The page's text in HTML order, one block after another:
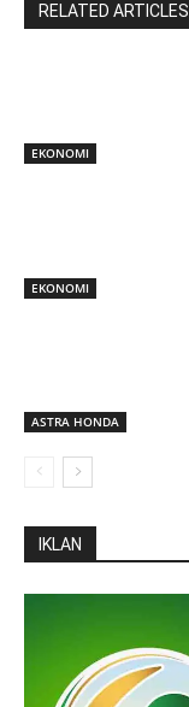
RELATED ARTICLES
EKONOMI
EKONOMI
ASTRA HONDA
IKLAN